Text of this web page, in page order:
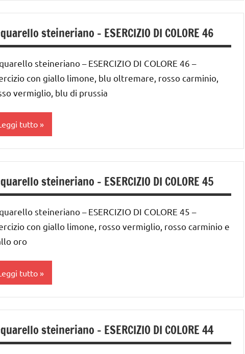
GLI
steineriano – ESERCIZIO DI COLORE 46
steineriano – ESERCIZIO DI COLORE 46 –
con giallo limone, blu oltremare, rosso carminio,
vermiglio, blu di prussia
tutto
GLI
steineriano – ESERCIZIO DI COLORE 45
steineriano – ESERCIZIO DI COLORE 45 –
con giallo limone, rosso vermiglio, rosso carminio e
oro
tutto
steineriano – ESERCIZIO DI COLORE 44